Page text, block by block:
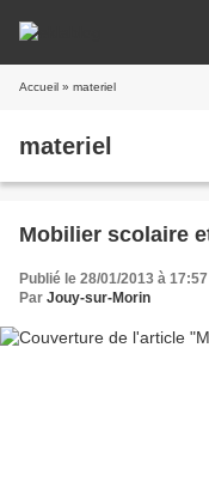
Accueil » materiel
materiel
Mobilier scolaire
Publié le 28/01/2013 à 17:57
Par Jouy-sur-Morin